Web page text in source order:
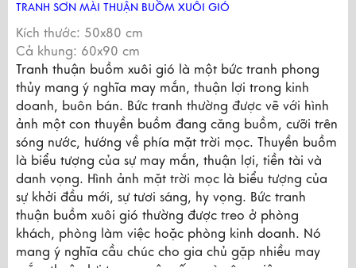
TRANH SƠN MÀI THUẬN BUỒM XUÔI GIÓ
Kích thước: 50x80 cm
Cả khung: 60x90 cm
Tranh thuận buồm xuôi gió là một bức tranh phong
thủy mang ý nghĩa may mắn, thuận lợi trong kinh
doanh, buôn bán. Bức tranh thường được vẽ với hình
ảnh một con thuyền buồm đang căng buồm, cưỡi trên
sóng nước, hướng về phía mặt trời mọc. Thuyền buồm
là biểu tượng của sự may mắn, thuận lợi, tiền tài và
danh vọng. Hình ảnh mặt trời mọc là biểu tượng của
sự khởi đầu mới, sự tươi sáng, hy vọng. Bức tranh
thuận buồm xuôi gió thường được treo ở phòng
khách, phòng làm việc hoặc phòng kinh doanh. Nó
mang ý nghĩa cầu chúc cho gia chủ gặp nhiều may